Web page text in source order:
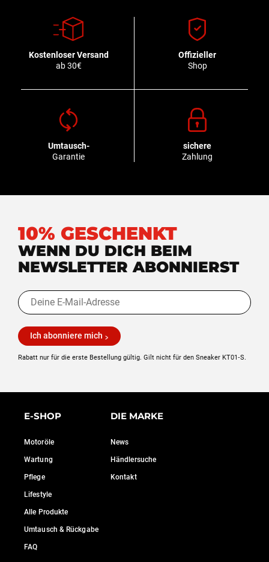
Kostenloser Versand
ab 30€
Offizieller
Shop
Umtausch-
Garantie
sichere
Zahlung
10% GESCHENKT
WENN DU DICH BEIM
NEWSLETTER ABONNIERST
Ich abonniere mich
Rabatt nur für die erste Bestellung gültig. Gilt nicht für den Sneaker KT01‑S.
E-SHOP
Motoröle
Wartung
Pflege
Lifestyle
Alle Produkte
Umtausch & Rückgabe
FAQ
DIE MARKE
News
Händlersuche
Kontakt